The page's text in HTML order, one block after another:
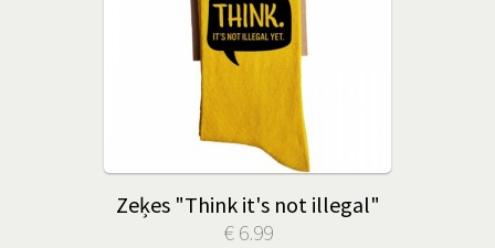
Zeķes "Think it's not illegal"
€ 6.99